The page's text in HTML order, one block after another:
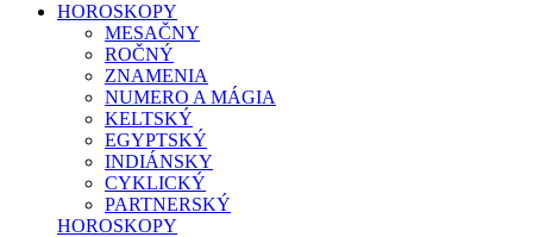
HOROSKOPY
MESAČNY
ROČNÝ
ZNAMENIA
NUMERO A MÁGIA
KELTSKÝ
EGYPTSKÝ
INDIÁNSKY
CYKLICKÝ
PARTNERSKÝ
HOROSKOPY